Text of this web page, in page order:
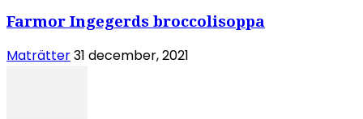
Farmor Ingegerds broccolisoppa
Maträtter31 december, 2021